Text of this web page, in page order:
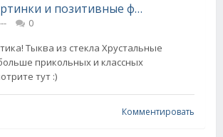
Классные картинки и позитивные фото из сети
0
Тыква из стекла Хрустальные
прикольных и классных
тут :)
Комментировать